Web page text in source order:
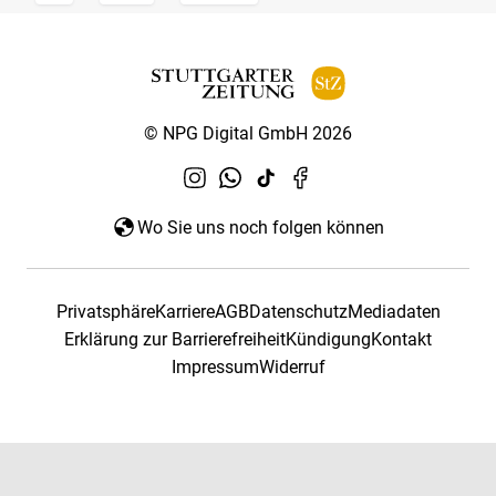
© NPG Digital GmbH 2026
Wo Sie uns noch folgen können
PrivatsphäreKarriereAGBDatenschutzMediadaten
Erklärung zur BarrierefreiheitKündigungKontakt
ImpressumWiderruf